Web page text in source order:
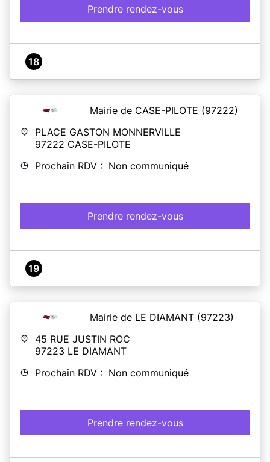
Prendre rendez-vous
18
Mairie de CASE-PILOTE (97222)
PLACE GASTON MONNERVILLE
97222 CASE-PILOTE
Prochain RDV : Non communiqué
Prendre rendez-vous
19
Mairie de LE DIAMANT (97223)
45 RUE JUSTIN ROC
97223 LE DIAMANT
Prochain RDV : Non communiqué
Prendre rendez-vous